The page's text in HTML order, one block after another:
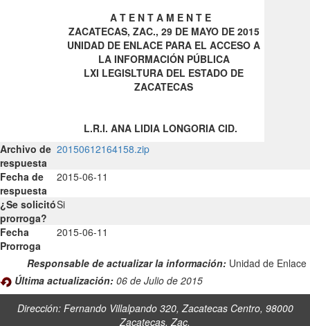
A T E N T A M E N T E
ZACATECAS, ZAC., 29 DE MAYO DE 2015
UNIDAD DE ENLACE PARA EL ACCESO A
LA INFORMACIÓN PÚBLICA
LXI LEGISLTURA DEL ESTADO DE
ZACATECAS
L.R.I. ANA LIDIA LONGORIA CID.
Archivo de
respuesta
20150612164158.zip
Fecha de
respuesta
2015-06-11
¿Se solicitó
prorroga?
Si
Fecha
Prorroga
2015-06-11
Responsable de actualizar la información: Unidad de Enlace
Última actualización: 06 de Julio de 2015
Dirección: Fernando Villalpando 320, Zacatecas Centro, 98000
Zacatecas, Zac.